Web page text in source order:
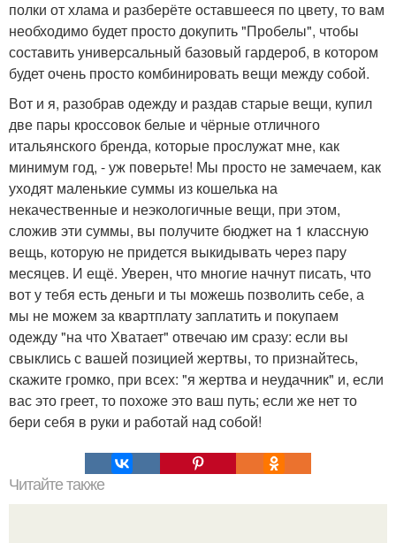
полки от хлама и разберёте оставшееся по цвету, то вам
необходимо будет просто докупить "Пробелы", чтобы
составить универсальный базовый гардероб, в котором
будет очень просто комбинировать вещи между собой.
Вот и я, разобрав одежду и раздав старые вещи, купил
две пары кроссовок белые и чёрные отличного
итальянского бренда, которые прослужат мне, как
минимум год, - уж поверьте! Мы просто не замечаем, как
уходят маленькие суммы из кошелька на
некачественные и неэкологичные вещи, при этом,
сложив эти суммы, вы получите бюджет на 1 классную
вещь, которую не придется выкидывать через пару
месяцев. И ещё. Уверен, что многие начнут писать, что
вот у тебя есть деньги и ты можешь позволить себе, а
мы не можем за квартплату заплатить и покупаем
одежду "на что Хватает" отвечаю им сразу: если вы
свыклись с вашей позицией жертвы, то признайтесь,
скажите громко, при всех: "я жертва и неудачник" и, если
вас это греет, то похоже это ваш путь; если же нет то
бери себя в руки и работай над собой!
Читайте также